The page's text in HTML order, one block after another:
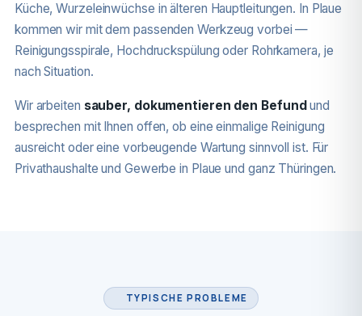
Küche, Wurzeleinwüchse in älteren Hauptleitungen. In Plaue
kommen wir mit dem passenden Werkzeug vorbei —
Reinigungsspirale, Hochdruckspülung oder Rohrkamera, je
nach Situation.
Wir arbeiten sauber, dokumentieren den Befundund
besprechen mit Ihnen offen, ob eine einmalige Reinigung
ausreicht oder eine vorbeugende Wartung sinnvoll ist. Für
Privathaushalte und Gewerbe in Plaue und ganz Thüringen.
TYPISCHE PROBLEME